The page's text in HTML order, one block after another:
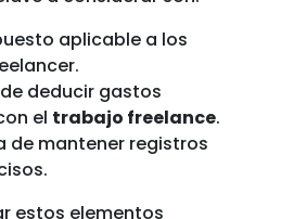
aplicable a los
deducir gastos
el trabajo freelance.
de mantener registros
estos elementos